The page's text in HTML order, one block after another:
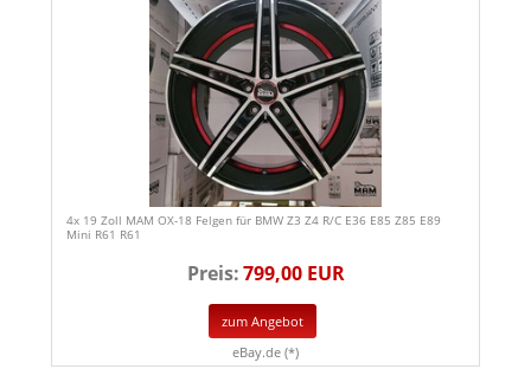
4x 19 Zoll MAM OX-18 Felgen für BMW Z3 Z4 R/C E36 E85 Z85 E89
Mini R61 R61
Preis:799,00 EUR
zum Angebot
eBay.de (*)